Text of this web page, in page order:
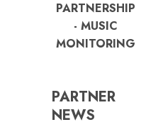
PARTNERSHIP
- MUSIC
MONITORING
PARTNER
NEWS
FREE